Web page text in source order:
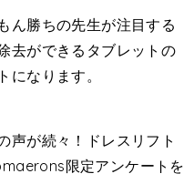
ん勝ちの先生が注目する
去ができるタブレットの
になります。
声が続々！ドレスリフト
限定アンケートを